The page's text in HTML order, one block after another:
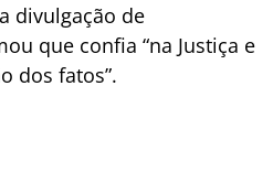
divulgação de
que confia “na Justiça e
dos fatos”.